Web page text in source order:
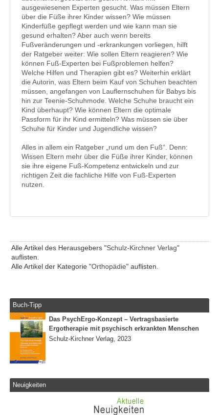
ausgewiesenen Experten gesucht. Was müssen Eltern
über die Füße ihrer Kinder wissen? Wie müssen
Kinderfüße gepflegt werden und wie kann man sie
gesund erhalten? Aber auch wenn bereits
Fußveränderungen und -erkrankungen vorliegen, hilft
der Ratgeber weiter: Wie sollen Eltern reagieren? Wie
können Fuß-Experten bei Fußproblemen helfen?
Welche Hilfen und Therapien gibt es? Weiterhin erklärt
die Autorin, was Eltern beim Kauf von Schuhen beachten
müssen, angefangen von Lauflernschuhen für Babys bis
hin zur Teenie-Schuhmode. Welche Schuhe braucht ein
Kind überhaupt? Wie können Eltern die optimale
Passform für ihr Kind ermitteln? Was müssen sie über
Schuhe für Kinder und Jugendliche wissen?
Alles in allem ein Ratgeber „rund um den Fuß“. Denn:
Wissen Eltern mehr über die Füße ihrer Kinder, können
sie ihre eigene Fuß-Kompetenz entwickeln und zur
richtigen Zeit die fachliche Hilfe von Fuß-Experten
nutzen.
Alle Artikel des Herausgebers "Schulz-Kirchner Verlag"
auflisten.
Alle Artikel der Kategorie "Orthopädie" auflisten.
Buch-Tipp
Das PsychErgo-Konzept – Vertragsbasierte
Ergotherapie mit psychisch erkrankten Menschen
Schulz-Kirchner Verlag, 2023
Neuigkeiten